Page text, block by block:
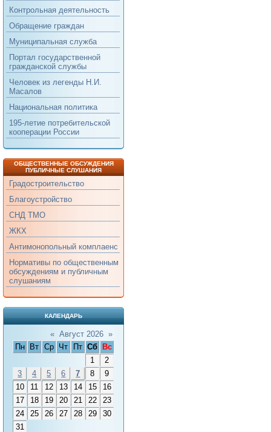
Контрольная деятельность
Обращение граждан
Муниципальная служба
Портал государственной
гражданской службы
Человек из легенды Н.И.
Масалов
Национальная политика
195-летие потребительской
кооперации России
ОБЩЕСТВЕННЫЕ ОБСУЖДЕНИЯ
ПУБЛИЧНЫЕ СЛУШАНИЯ
Градостроительство
Благоустройство
СНД ТМО
ЖКХ
Антимонопольный комплаенс
Нормативы по общественным
обсуждениям и публичным
слушаниям
КАЛЕНДАРЬ
« Август 2026 »
Пн
Вт Ср Чт Пт Сб
Вс
1
2
3
4 5 6 7 8
9
10
11 12 13 14 15
16
17
18 19 20 21 22
23
24
25 26 27 28 29
30
31